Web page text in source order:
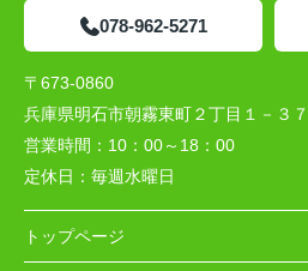
078-962-5271
〒673-0860
兵庫県明石市朝霧東町２丁目１－３７
営業時間： 10：00～18：00
定休日： 毎週水曜日
トップページ